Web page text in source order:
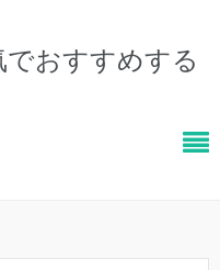
おすすめする